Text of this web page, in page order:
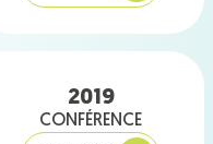
2019
CONFÉRENCE